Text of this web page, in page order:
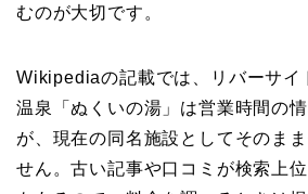
むのが大切です。
Wikipediaの記載では、リバーサイ
温泉「ぬくいの湯」は営業時間の
が、現在の同名施設としてそのま
せん。古い記事や口コミが検索上